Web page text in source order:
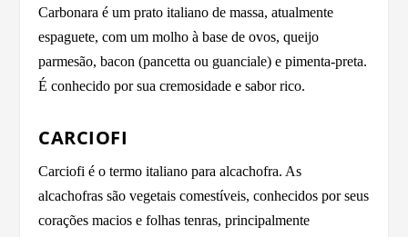
Carbonara é um prato italiano de massa, atualmente
espaguete, com um molho à base de ovos, queijo
parmesão, bacon (pancetta ou guanciale) e pimenta-preta.
É conhecido por sua cremosidade e sabor rico.
CARCIOFI
Carciofi é o termo italiano para alcachofra. As
alcachofras são vegetais comestíveis, conhecidos por seus
corações macios e folhas tenras, principalmente